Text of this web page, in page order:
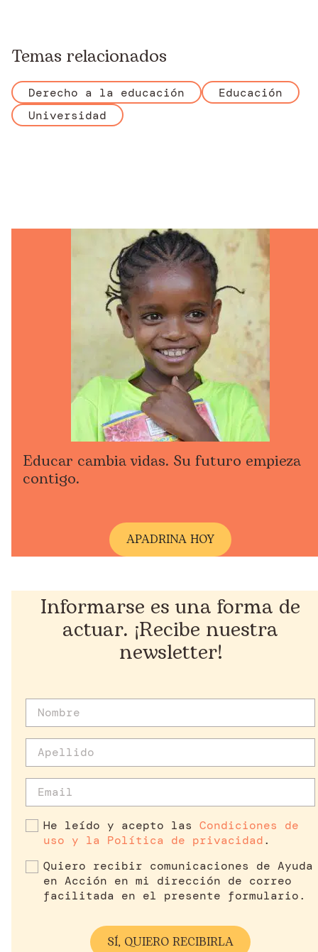
Temas relacionados
Derecho a la educación
Educación
Universidad
Educar cambia vidas. Su futuro empieza
contigo.
APADRINA HOY
Informarse es una forma de
actuar. ¡Recibe nuestra
newsletter!
He leído y acepto las Condiciones de
uso y la Política de privacidad.
Quiero recibir comunicaciones de Ayuda
en Acción en mi dirección de correo
facilitada en el presente formulario.